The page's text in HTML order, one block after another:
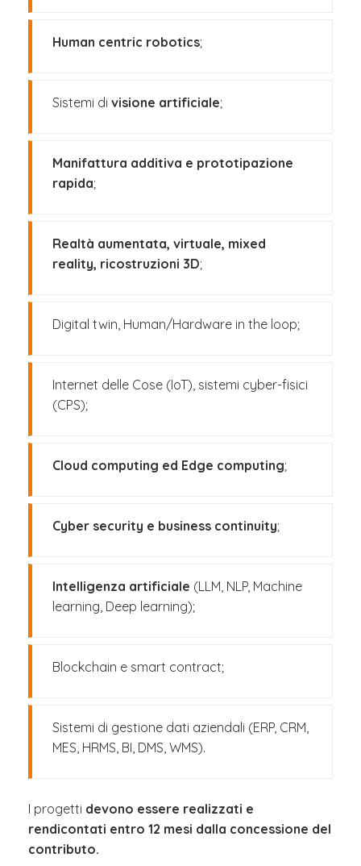
Human centric robotics;
Sistemi di visione artificiale;
Manifattura additiva e prototipazione
rapida;
Realtà aumentata, virtuale, mixed
reality, ricostruzioni 3D;
Digital twin, Human/Hardware in the loop;
Internet delle Cose (IoT), sistemi cyber-fisici
(CPS);
Cloud computing ed Edge computing;
Cyber security e business continuity;
Intelligenza artificiale (LLM, NLP, Machine
learning, Deep learning);
Blockchain e smart contract;
Sistemi di gestione dati aziendali (ERP, CRM,
MES, HRMS, BI, DMS, WMS).
I progetti devono essere realizzati e
rendicontati entro 12 mesi dalla concessione del
contributo.